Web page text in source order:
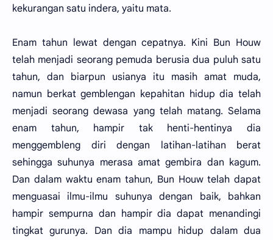
kekurangan satu indera, yaitu mata.
Enam tahun lewat dengan cepatnya. Kini Bun Houw
telah menjadi seorang pemuda berusia dua puluh satu
tahun, dan biarpun usianya itu masih amat muda,
namun berkat gemblengan kepahitan hidup dia telah
menjadi seorang dewasa yang telah matang. Selama
enam tahun, hampir tak henti-hentinya dia
menggembleng diri dengan latihan-latihan berat
sehingga suhunya merasa amat gembira dan kagum.
Dan dalam waktu enam tahun, Bun Houw telah dapat
menguasai ilmu-ilmu suhunya dengan baik, bahkan
hampir sempurna dan hampir dia dapat menandingi
tingkat gurunya. Dan dia mampu hidup dalam dua